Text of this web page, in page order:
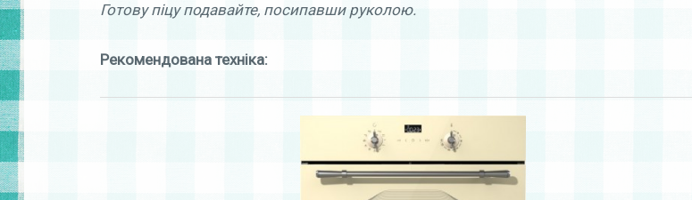
Готову піцу подавайте, посипавши руколою.
Рекомендована техніка: